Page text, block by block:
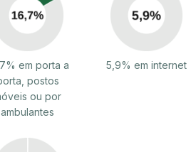
em porta a
postos
ou por
ambulantes
5,9% em internet